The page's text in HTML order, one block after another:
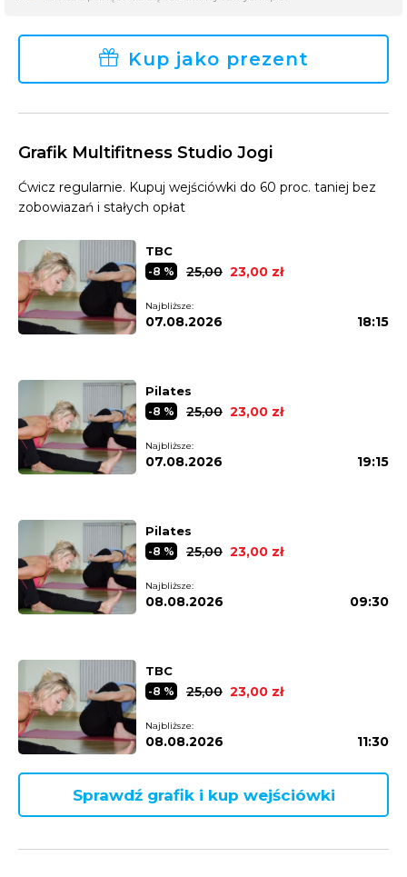
Kup jako prezent
Grafik Multifitness Studio Jogi
Ćwicz regularnie. Kupuj wejściówki do 60 proc. taniej bez
zobowiazań i stałych opłat
TBC
-8 % 25,00 23,00 zł
Najbliższe:
07.08.2026 18:15
Pilates
-8 % 25,00 23,00 zł
Najbliższe:
07.08.2026 19:15
Pilates
-8 % 25,00 23,00 zł
Najbliższe:
08.08.2026 09:30
TBC
-8 % 25,00 23,00 zł
Najbliższe:
08.08.2026 11:30
Sprawdź grafik i kup wejściówki